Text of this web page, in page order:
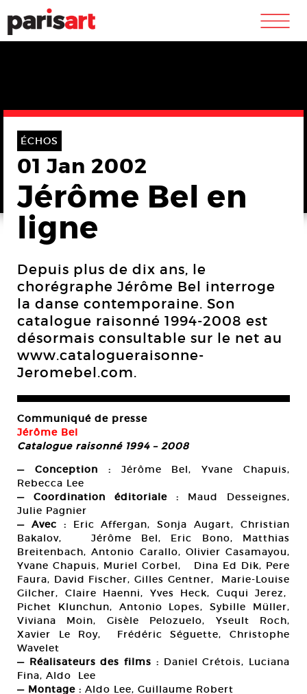
m
ÉCHOS
01 Jan 2002
Jérôme Bel en
ligne
Depuis plus de dix ans, le
chorégraphe Jérôme Bel interroge
la danse contemporaine. Son
catalogue raisonné 1994-2008 est
désormais consultable sur le net au
www.catalogueraisonne-
Jeromebel.com.
Communiqué de presse
Jérôme Bel
Catalogue raisonné 1994 – 2008
— Conception : Jérôme Bel, Yvane Chapuis,
Rebecca Lee
— Coordination éditoriale : Maud Desseignes,
Julie Pagnier
— Avec : Eric Affergan, Sonja Augart, Christian
Bakalov, Jérôme Bel, Eric Bono, Matthias
Breitenbach, Antonio Carallo, Olivier Casamayou,
Yvane Chapuis, Muriel Corbel, Dina Ed Dik, Pere
Faura, David Fischer, Gilles Gentner, Marie-Louise
Gilcher, Claire Haenni, Yves Heck, Cuqui Jerez,
Pichet Klunchun, Antonio Lopes, Sybille Müller,
Viviana Moin, Gisèle Pelozuelo, Yseult Roch,
Xavier Le Roy, Frédéric Séguette, Christophe
Wavelet
— Réalisateurs des films : Daniel Crétois, Luciana
Fina, Aldo Lee
— Montage : Aldo Lee, Guillaume Robert